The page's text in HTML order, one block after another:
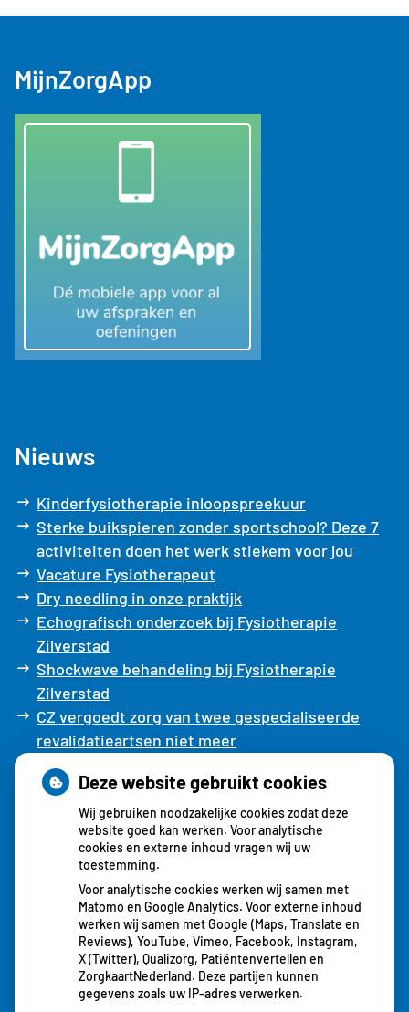
MijnZorgApp
Nieuws
Kinderfysiotherapie inloopspreekuur
Sterke buikspieren zonder sportschool? Deze 7
activiteiten doen het werk stiekem voor jou
Vacature Fysiotherapeut
Dry needling in onze praktijk
Echografisch onderzoek bij Fysiotherapie
Zilverstad
Shockwave behandeling bij Fysiotherapie
Zilverstad
CZ vergoedt zorg van twee gespecialiseerde
revalidatieartsen niet meer
Alternatief voor uw aanvullende verzekering
Deze website gebruikt cookies
Wij gebruiken noodzakelijke cookies zodat deze
website goed kan werken. Voor analytische
cookies en externe inhoud vragen wij uw
toestemming.
Voor analytische cookies werken wij samen met
Matomo en Google Analytics. Voor externe inhoud
werken wij samen met Google (Maps, Translate en
Reviews), YouTube, Vimeo, Facebook, Instagram,
X (Twitter), Qualizorg, Patiëntenvertellen en
ZorgkaartNederland. Deze partijen kunnen
gegevens zoals uw IP-adres verwerken.